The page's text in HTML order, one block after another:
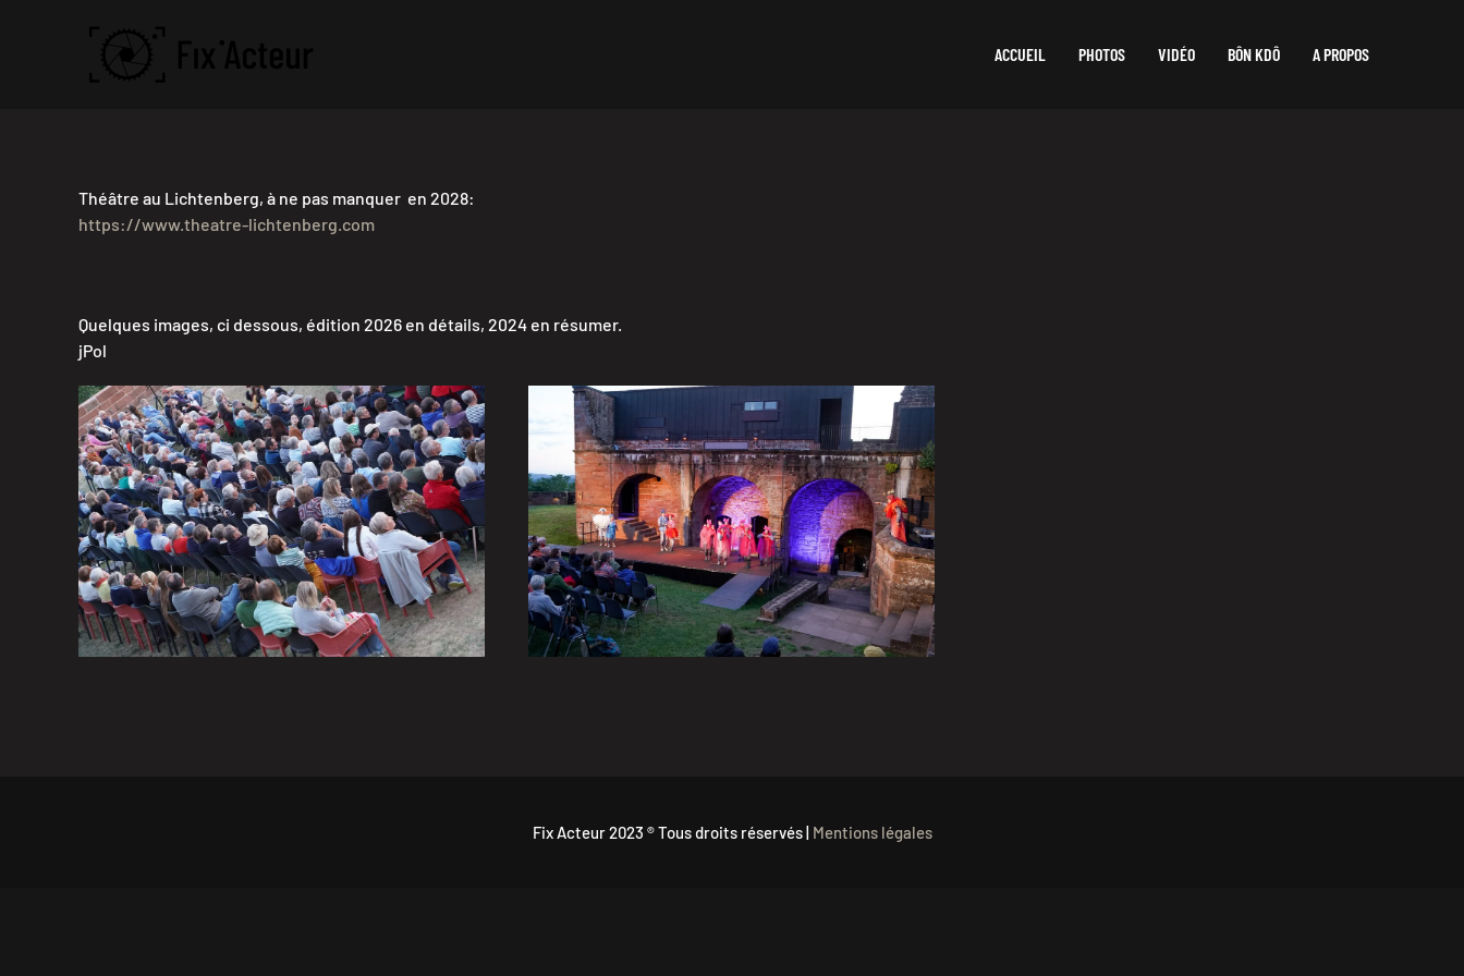
ACCUEIL PHOTOS VIDÉO BÔN KDÔ A PROPOS
Théâtre au Lichtenberg, à ne pas manquer en 2028:
https://www.theatre-lichtenberg.com
Quelques images, ci dessous, édition 2026 en détails, 2024 en résumer.
jPol
Juillet 2026
ALLER À LAPAGE
Juillet 2024
VISITER LA GALERIE
Fix Acteur 2023 ® Tous droits réservés | Mentions légales